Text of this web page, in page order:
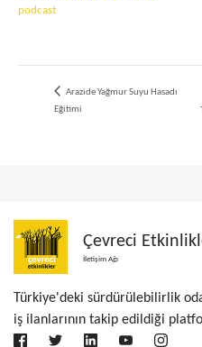
podcast
Arazide Yağmur Suyu Hasadı
Eğitimi
Çevreci
İletişim Ağı
Türkiye'deki sürdürülebilirlik
iş ilanlarının takip edildiği